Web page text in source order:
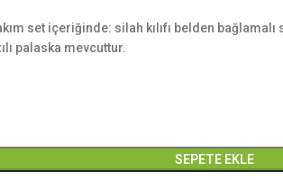
set içeriğinde: silah kılıfı belden bağlamalı
palaska mevcuttur.
SEPETE EKLE